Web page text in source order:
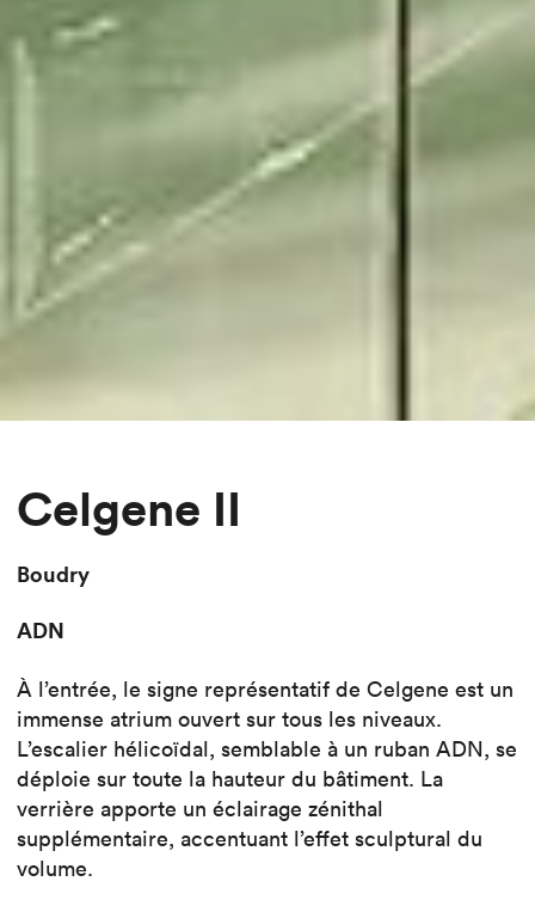
Celgene II
Boudry
ADN
À l’entrée, le signe représentatif de Celgene est un
immense atrium ouvert sur tous les niveaux.
L’escalier hélicoïdal, semblable à un ruban ADN, se
déploie sur toute la hauteur du bâtiment. La
verrière apporte un éclairage zénithal
supplémentaire, accentuant l’effet sculptural du
volume.